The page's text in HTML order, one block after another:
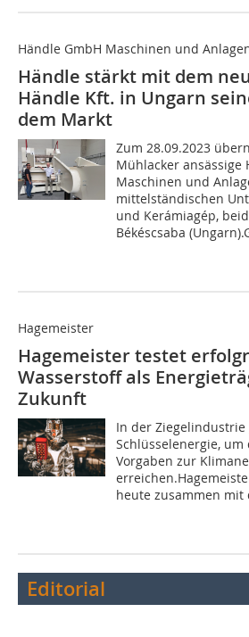
Händle GmbH Maschinen und
Händle stärkt mit dem
Händle Kft. in Ungarn
dem Markt
Zum 28.09.2023
Mühlacker ansässige
Maschinen und
mittelständischen
und Kerámiagép,
Békéscsaba
Hagemeister
Hagemeister testet
Wasserstoff als
Zukunft
In der
Schlüsselenergie, um
Vorgaben zur
heute zusammen
Editorial